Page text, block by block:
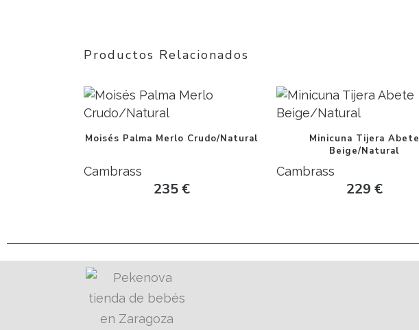
Productos Relacionados
Moisés Palma Merlo Crudo/Natural
Cambrass
235€
Minicuna Tijera Abete
Beige/Natural
Cambrass
229 €